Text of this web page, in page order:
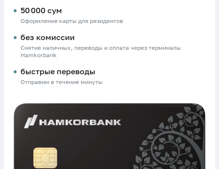
50 000 сум
Оформление карты для резидентов
без комиссии
Снятие наличных, переводы и оплата через терминалы
Hamkorbank
быстрые переводы
Отправим в течение минуты